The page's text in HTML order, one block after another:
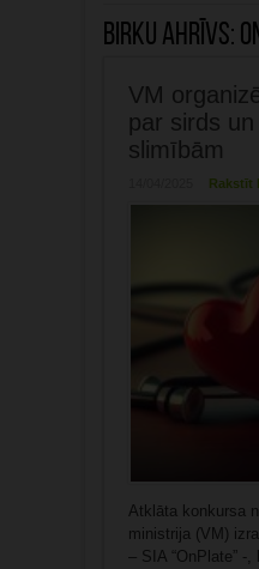
Birku ahrīvs:
VM
par sirds
slimībām
Rakstīt
Atklāta konkursa
ministrija (VM)
– SIA “OnPlate” -,